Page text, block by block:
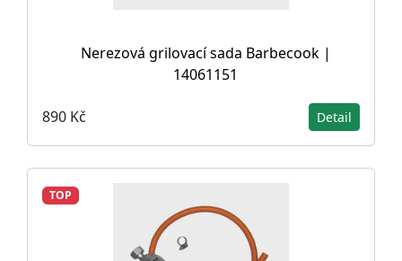
Nerezová grilovací sada Barbecook |
14061151
890 Kč Detail
TOP